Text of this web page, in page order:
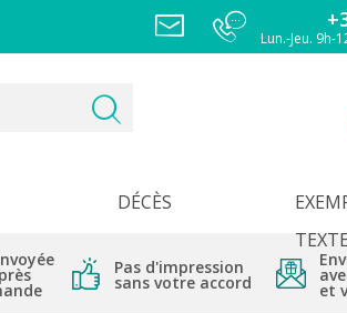
Lun.-Jeu. 9h-
DÉCÈS
Pas d'impression
sans votre accord et